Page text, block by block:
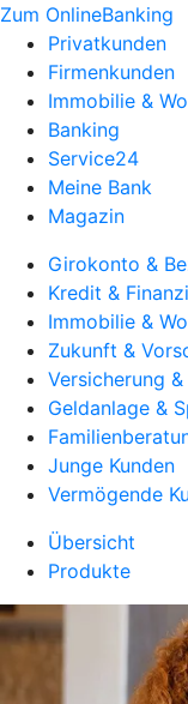
Zum OnlineBanking
Privatkunden
Firmenkunden
Immobilie &
Banking
Service24
Meine Bank
Magazin
Girokonto &
Kredit &
Immobilie &
Zukunft &
Versicherung
Geldanlage &
Junge Kunden
Vermögende
Übersicht
Produkte